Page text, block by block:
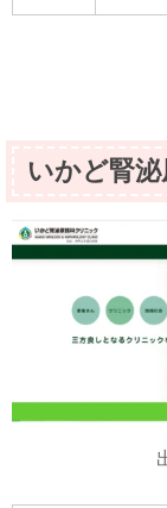
いかど腎